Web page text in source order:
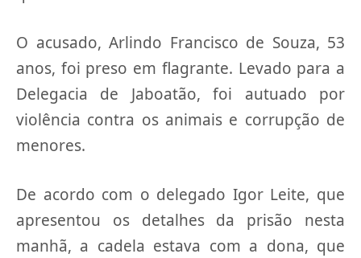
O acusado, Arlindo Francisco de Souza, 53
anos, foi preso em flagrante. Levado para a
Delegacia de Jaboatão, foi autuado por
violência contra os animais e corrupção de
menores.
De acordo com o delegado Igor Leite, que
apresentou os detalhes da prisão nesta
manhã, a cadela estava com a dona, que